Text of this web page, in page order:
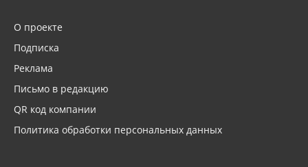
О проекте
Подписка
Реклама
Письмо в редакцию
QR код компании
Политика обработки персональных данных